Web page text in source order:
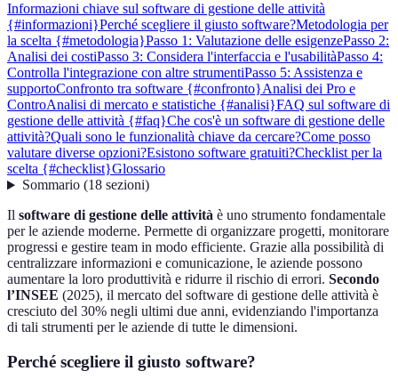
Informazioni chiave sul software di gestione delle attività
{#informazioni}Perché scegliere il giusto software?Metodologia per
la scelta {#metodologia}Passo 1: Valutazione delle esigenzePasso 2:
Analisi dei costiPasso 3: Considera l'interfaccia e l'usabilitàPasso 4:
Controlla l'integrazione con altre strumentiPasso 5: Assistenza e
supportoConfronto tra software {#confronto}Analisi dei Pro e
ControAnalisi di mercato e statistiche {#analisi}FAQ sul software di
gestione delle attività {#faq}Che cos'è un software di gestione delle
attività?Quali sono le funzionalità chiave da cercare?Come posso
valutare diverse opzioni?Esistono software gratuiti?Checklist per la
scelta {#checklist}Glossario
Sommario(18 sezioni)
Il software di gestione delle attività è uno strumento fondamentale
per le aziende moderne. Permette di organizzare progetti, monitorare
progressi e gestire team in modo efficiente. Grazie alla possibilità di
centralizzare informazioni e comunicazione, le aziende possono
aumentare la loro produttività e ridurre il rischio di errori. Secondo
l’INSEE (2025), il mercato del software di gestione delle attività è
cresciuto del 30% negli ultimi due anni, evidenziando l'importanza
di tali strumenti per le aziende di tutte le dimensioni.
Perché scegliere il giusto software?